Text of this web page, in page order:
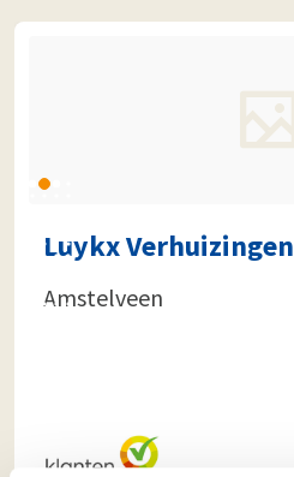
Luykx Verhuizingen
Amstelveen